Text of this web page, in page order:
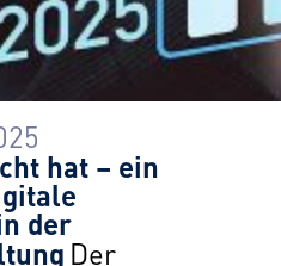
hat – ein
der
Der